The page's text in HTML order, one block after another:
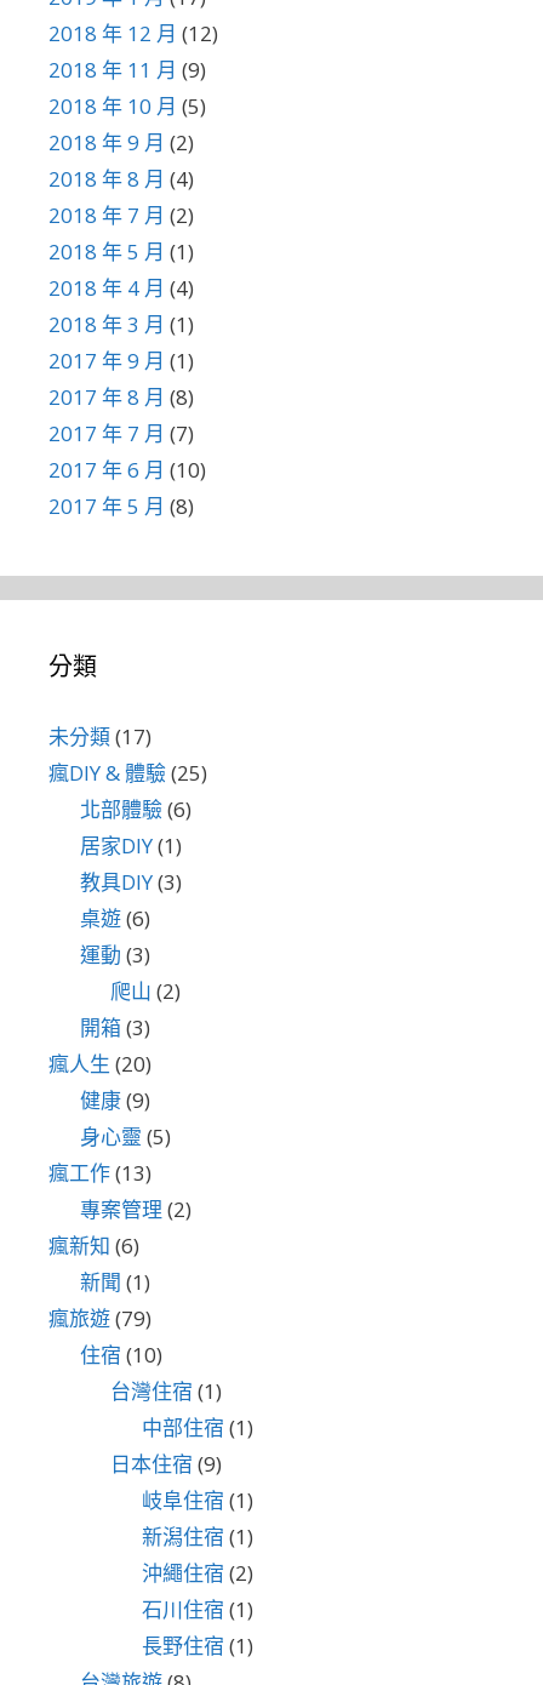
2018 年 12 月 (12)
2018 年 11 月 (9)
2018 年 10 月 (5)
2018 年 9 月 (2)
2018 年 8 月 (4)
2018 年 7 月 (2)
2018 年 5 月 (1)
2018 年 4 月 (4)
2018 年 3 月 (1)
2017 年 9 月 (1)
2017 年 8 月 (8)
2017 年 7 月 (7)
2017 年 6 月 (10)
2017 年 5 月 (8)
分類
未分類(17)
瘋DIY & 體驗(25)
北部體驗(6)
居家DIY(1)
教具DIY(3)
桌遊(6)
運動 (3)
爬山 (2)
開箱(3)
瘋人生 (20)
健康(9)
身心靈 (5)
瘋工作(13)
專案管理 (2)
瘋新知 (6)
新聞 (1)
瘋旅遊(79)
住宿 (10)
台灣住宿 (1)
中部住宿 (1)
日本住宿 (9)
岐阜住宿 (1)
新潟住宿 (1)
沖繩住宿 (2)
石川住宿 (1)
長野住宿 (1)